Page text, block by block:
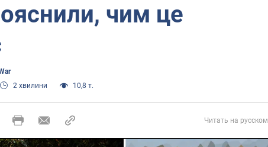
чим це
2 хвилини 10,8 т.
Читать на русском